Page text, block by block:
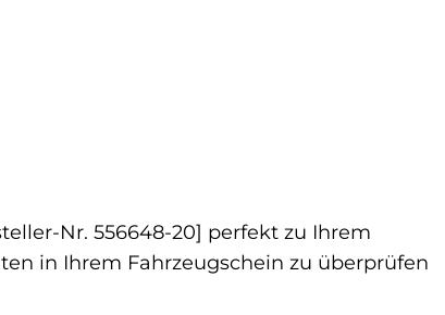
Nr. 556648-20] perfekt zu Ihrem
in Ihrem Fahrzeugschein zu überprüfen